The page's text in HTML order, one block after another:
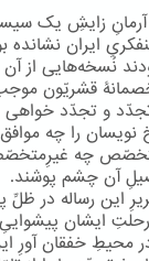
آرمانِ زایشِ یک
ایران نشانده
نُسخه‌هایی از آن
قشریّون
و تجدّد خواهی
نویسان را چه
چه
آن چشم پوشند.
این رساله در ظلِّ
ایشان
محیطِ خفقان آورِ